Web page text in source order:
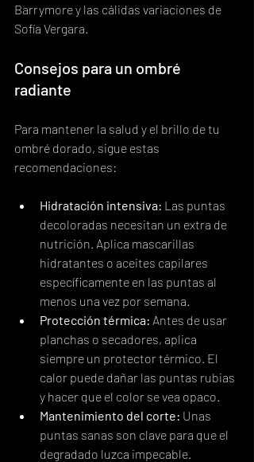
Barrymore y las cálidas variaciones de
Sofía Vergara.
Consejos para un ombré
radiante
Para mantener la salud y el brillo de tu
ombré dorado, sigue estas
recomendaciones:
Hidratación intensiva: Las puntas
decoloradas necesitan un extra de
nutrición. Aplica mascarillas
hidratantes o aceites capilares
específicamente en las puntas al
menos una vez por semana.
Protección térmica: Antes de usar
planchas o secadores, aplica
siempre un protector térmico. El
calor puede dañar las puntas rubias
y hacer que el color se vea opaco.
Mantenimiento del corte: Unas
puntas sanas son clave para que el
degradado luzca impecable.